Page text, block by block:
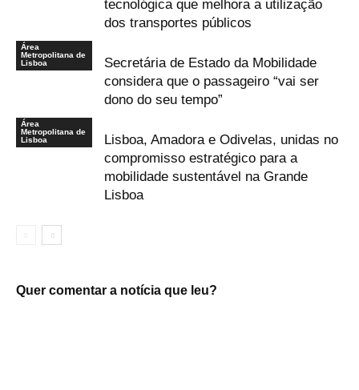
tecnológica que melhora a utilização
dos transportes públicos
Área
Metropolitana de
Lisboa
Secretária de Estado da Mobilidade
considera que o passageiro “vai ser
dono do seu tempo”
Área
Metropolitana de
Lisboa
Lisboa, Amadora e Odivelas, unidas no
compromisso estratégico para a
mobilidade sustentável na Grande
Lisboa
Quer comentar a notícia que leu?